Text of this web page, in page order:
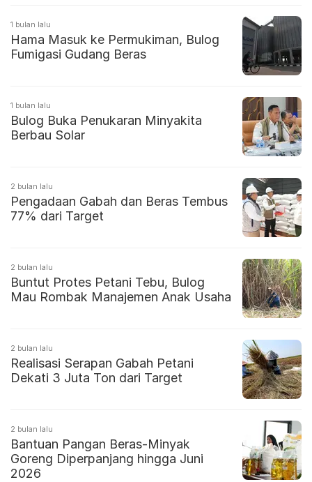
1 bulan lalu
Hama Masuk ke Permukiman, Bulog
Fumigasi Gudang Beras
1 bulan lalu
Bulog Buka Penukaran Minyakita
Berbau Solar
2 bulan lalu
Pengadaan Gabah dan Beras Tembus
77% dari Target
2 bulan lalu
Buntut Protes Petani Tebu, Bulog
Mau Rombak Manajemen Anak Usaha
2 bulan lalu
Realisasi Serapan Gabah Petani
Dekati 3 Juta Ton dari Target
2 bulan lalu
Bantuan Pangan Beras-Minyak
Goreng Diperpanjang hingga Juni
2026